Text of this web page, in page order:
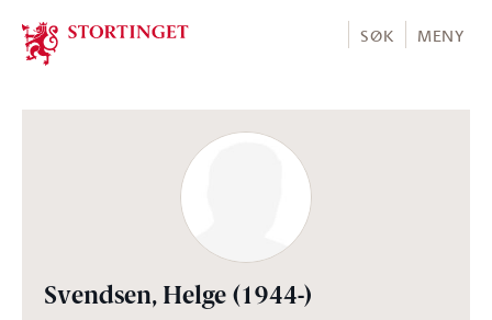
Stortinget.no
SØK MENY
Svendsen, Helge (1944-)